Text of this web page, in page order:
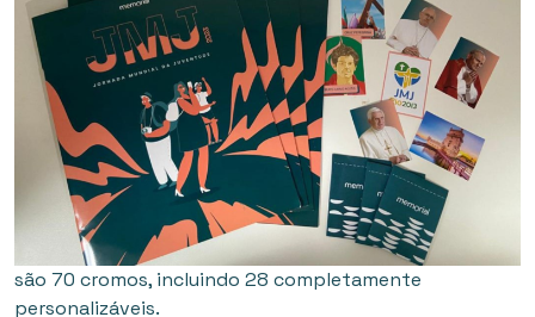
são 70 cromos, incluindo 28 completamente
personalizáveis.